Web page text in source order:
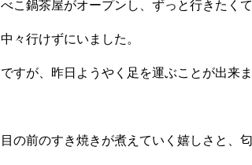
べこ鍋茶屋がオープンし、ずっと行きたく
中々行けずにいました。
ですが、昨日ようやく足を運ぶことが出来
目の前のすき焼きが煮えていく嬉しさと、